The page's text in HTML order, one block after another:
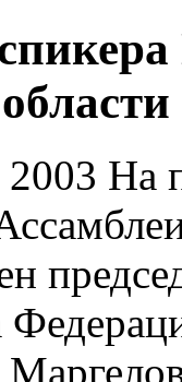
2003 На